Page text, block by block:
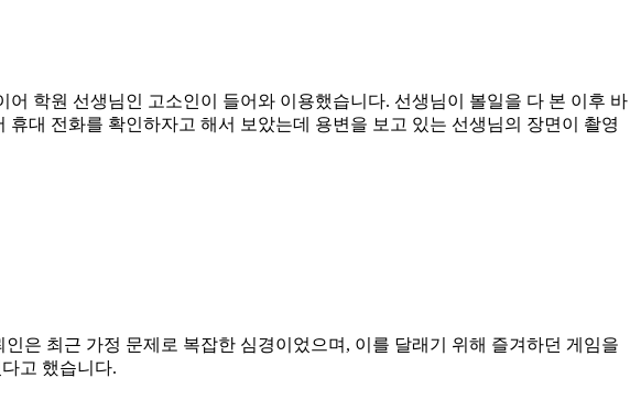
학원 선생님인 고소인이 들어와 이용했습니다. 선생님이 볼일을 다 본 이후 바
대 전화를 확인하자고 해서 보았는데 용변을 보고 있는 선생님의 장면이 촬영
은 최근 가정 문제로 복잡한 심경이었으며, 이를 달래기 위해 즐겨하던 게임을
고 했습니다.